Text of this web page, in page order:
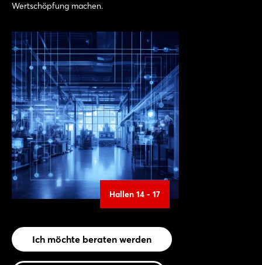
Wertschöpfung machen.
Hallen 14 - 17
Ich möchte beraten werden